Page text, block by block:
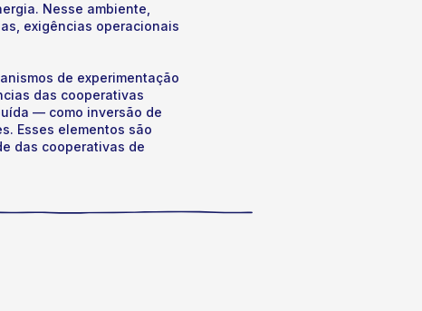
Nesse ambiente,
exigências operacionais
de experimentação
das cooperativas
— como inversão de
Esses elementos são
das cooperativas de